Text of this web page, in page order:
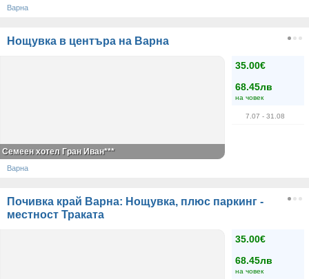
Варна
Нощувка в центъра на Варна
35.00€
68.45лв
на човек
7.07 - 31.08
Семеен хотел Гран Иван***
Варна
Почивка край Варна: Нощувка, плюс паркинг -
местност Траката
35.00€
68.45лв
на човек